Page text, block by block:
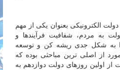
الكترونیكی بعنوان یكی از مهم
به مردم، شفافیت فرآیندها و
به شكل جدی ریشه كن و توسعه
از اصلی ترین مباحثی بوده كه
از اولین روزهای دولت دوازدهم به